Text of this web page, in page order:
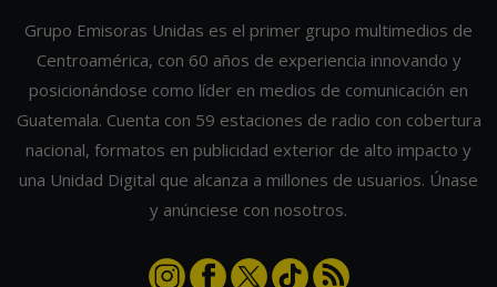
Grupo Emisoras Unidas es el primer grupo multimedios de
Centroamérica, con 60 años de experiencia innovando y
posicionándose como líder en medios de comunicación en
Guatemala. Cuenta con 59 estaciones de radio con cobertura
nacional, formatos en publicidad exterior de alto impacto y
una Unidad Digital que alcanza a millones de usuarios. Únase
y anúnciese con nosotros.